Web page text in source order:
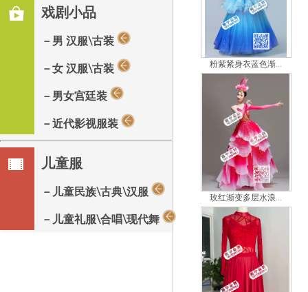
戏剧小品
－男 汉服\古装
－女 汉服\古装
－男女宫廷装
－近代影视服装
儿童服
－儿童民族\古典\汉服
－儿童礼服\合唱\现代舞
粉紫紧身衣蓝色渐...
玫红渐变多层水浪...